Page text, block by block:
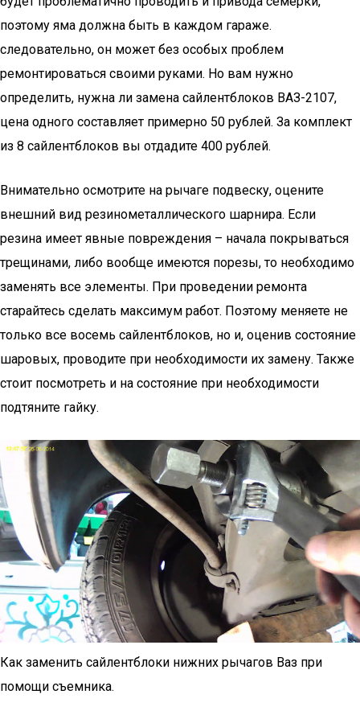
поэтому яма должна быть в каждом гараже.
следовательно, он может без особых проблем
ремонтироваться своими руками. Но вам нужно
определить, нужна ли замена сайлентблоков ВАЗ-2107,
цена одного составляет примерно 50 рублей. За комплект
из 8 сайлентблоков вы отдадите 400 рублей.
Внимательно осмотрите на рычаге подвеску, оцените
внешний вид резинометаллического шарнира. Если
резина имеет явные повреждения – начала покрываться
трещинами, либо вообще имеются порезы, то необходимо
заменять все элементы. При проведении ремонта
старайтесь сделать максимум работ. Поэтому меняете не
только все восемь сайлентблоков, но и, оценив состояние
шаровых, проводите при необходимости их замену. Также
стоит посмотреть и на состояние при необходимости
подтяните гайку.
Как заменить сайлентблоки нижних рычагов Ваз при
помощи съемника.